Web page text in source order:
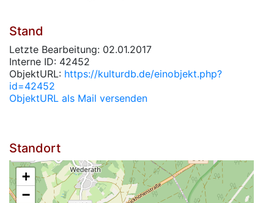
Stand
Letzte Bearbeitung: 02.01.2017
Interne ID: 42452
ObjektURL: https://kulturdb.de/einobjekt.php?
id=42452
ObjektURL als Mail versenden
Standort
+
−